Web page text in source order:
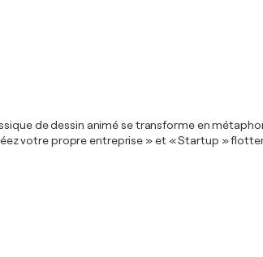
de dessin animé se transforme en
votre propre entreprise » et « Startup »